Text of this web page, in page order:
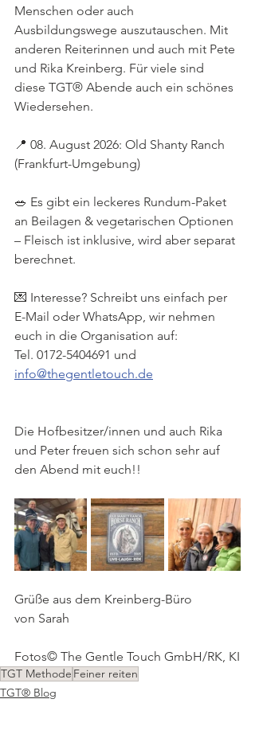
Menschen oder auch
Ausbildungswege auszutauschen. Mit
anderen Reiterinnen und auch mit Pete
und Rika Kreinberg. Für viele sind
diese TGT® Abende auch ein schönes
Wiedersehen.
📍 08. August 2026: Old Shanty Ranch
(Frankfurt-Umgebung)
🥗 Es gibt ein leckeres Rundum-Paket
an Beilagen & vegetarischen Optionen
– Fleisch ist inklusive, wird aber separat
berechnet.
💌 Interesse? Schreibt uns einfach per
E-Mail oder WhatsApp, wir nehmen
euch in die Organisation auf:
Tel. 0172-5404691 und
info@thegentletouch.de
Die Hofbesitzer/innen und auch Rika
und Peter freuen sich schon sehr auf
den Abend mit euch!!
Grüße aus dem Kreinberg-Büro
von Sarah
Fotos© The Gentle Touch GmbH/RK, KI
TGT Methode Feiner reiten
TGT® Blog